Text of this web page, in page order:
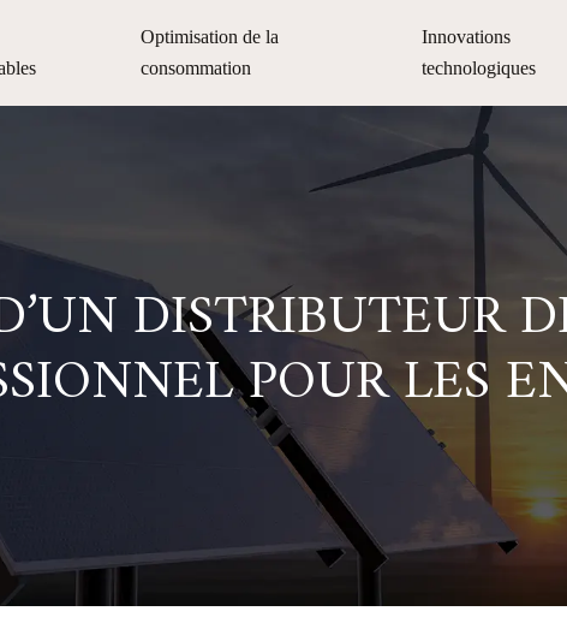
Optimisation de la
consommation
Innovations
technologiques
DISTRIBUTEUR
POUR LES